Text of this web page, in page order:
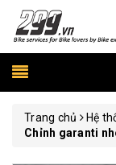
Trang chủ
Hệ
Chỉnh garanti